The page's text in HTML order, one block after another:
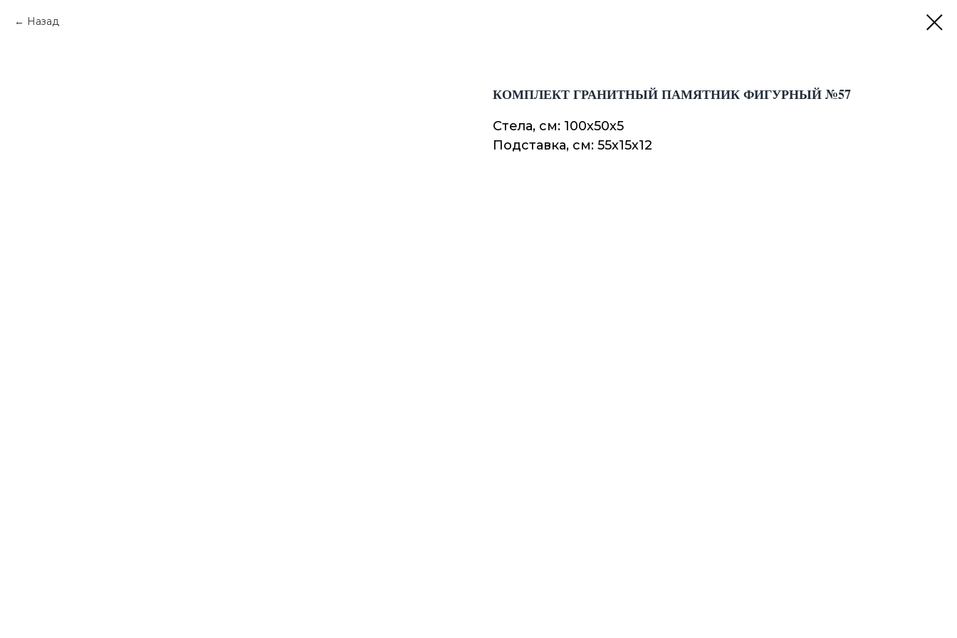
Назад
КОМПЛЕКТ ГРАНИТНЫЙ ПАМЯТНИК ФИГУРНЫЙ №57
Стела, см: 100х50х5
Подставка, см: 55х15х12